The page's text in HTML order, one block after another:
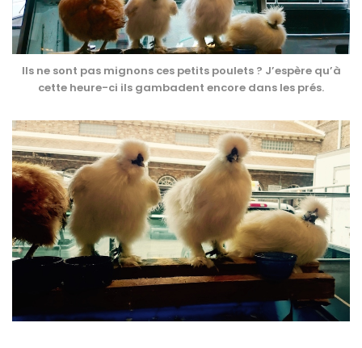
Ils ne sont pas mignons ces petits poulets ? J’espère qu’à
cette heure-ci ils gambadent encore dans les prés.